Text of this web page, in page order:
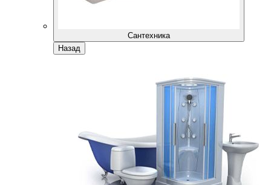
Сантехника
Назад